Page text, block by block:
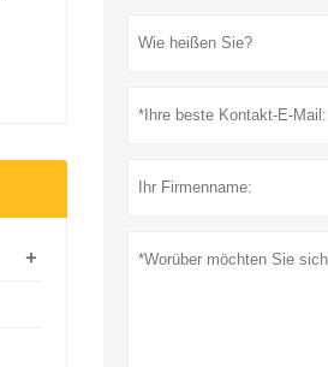
+